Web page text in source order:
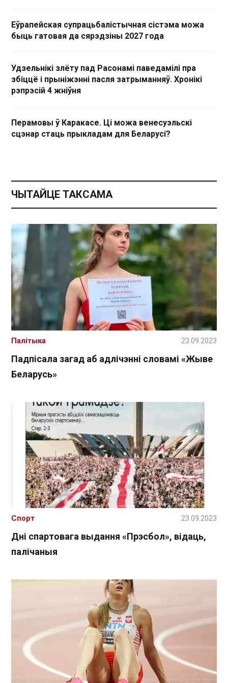
Еўрапейская супрацьбалістычная сістэма можа
быць гатовая да сярэдзіны 2027 года
Удзельнікі злёту пад Расонамі паведамілі пра
збіццё і прыніжэнні пасля затрыманняў. Хронікі
рэпрэсій 4 жніўня
Перамовы ў Каракасе. Ці можа венесуэльскі
сцэнар стаць прыкладам для Беларусі?
ЧЫТАЙЦЕ ТАКСАМА
Падпісала загад аб адлічэнні словамі «Жыве
Беларусь»
Палітыка 23.09.2023
Дні спартовага выдання «Прэсбол», відаць,
палічаныя
Спорт 23.09.2023